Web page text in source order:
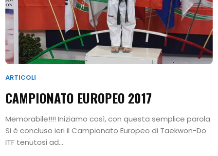
ARTICOLI
CAMPIONATO EUROPEO 2017
Memorabile!!!! Iniziamo così, con questa semplice parola.
Si è concluso ieri il Campionato Europeo di Taekwon-Do
ITF tenutosi ad...